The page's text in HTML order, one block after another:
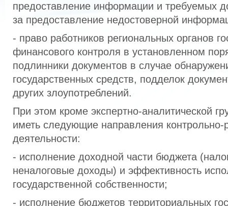
предоставление информации и требуемых
за предоставление недостоверной
- право работников региональных органов
финансового контроля в установленном
подлинники документов в случае
государственных средств, подделок
других злоупотреблений.
При этом кроме экспертно-аналитической
иметь следующие направления контрольно-
деятельности:
- исполнение доходной части бюджета
неналоговые доходы) и эффективность
государственной собственности;
- исполнение бюджетов территориальных